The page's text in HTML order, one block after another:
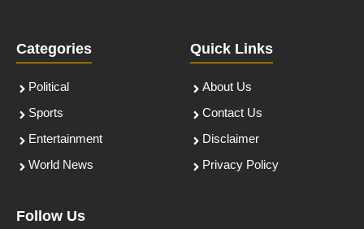
Categories
Political
Sports
Entertainment
World News
Quick Links
About Us
Contact Us
Disclaimer
Privacy Policy
Follow Us